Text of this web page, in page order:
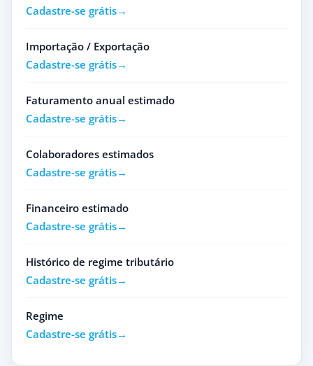
Cadastre-se grátis
Importação / Exportação
Cadastre-se grátis
Faturamento anual estimado
Cadastre-se grátis
Colaboradores estimados
Cadastre-se grátis
Financeiro estimado
Cadastre-se grátis
Histórico de regime tributário
Cadastre-se grátis
Regime
Cadastre-se grátis